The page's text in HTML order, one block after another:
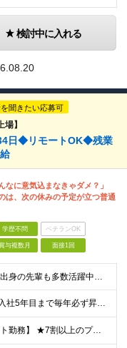
検討中に入れる
聞きたい応募可
】
日◆リモートOK◆残業
なに意気込まなきゃダメ？」
は、次の休みの予定が立つ普通
学歴不問 ベテランOK
与複数月 面接1回
＼未経験大歓迎！文系出身の先輩も多数活躍中／ ◆PCスキルに自信のない方も歓迎 ◆完全未経験OK ◆社会人デビューもOK ◆学歴不問 ＊*こんなアナタにオススメです*＊ ◇事務職に興味があるが、給与
＼平均年収517万円！入社5年目まで毎年必ず昇給／ ■賞与年3回 ■年収800万円以上も可 ■入社3年以上の平均年収469.2万円 月給23万2000円以上＋賞与年3回＋各種手当 ☆入社5年目まで最
【研修中はフルリモート勤務】 ★7割以上のプロジェクトでリモートワークを導入 ★一都三県のプロジェクト先 ★転居を伴う転勤なし ＜プロジェクト先＞ 東京・神奈川・千葉・埼玉でのプロジェクト先にて勤務